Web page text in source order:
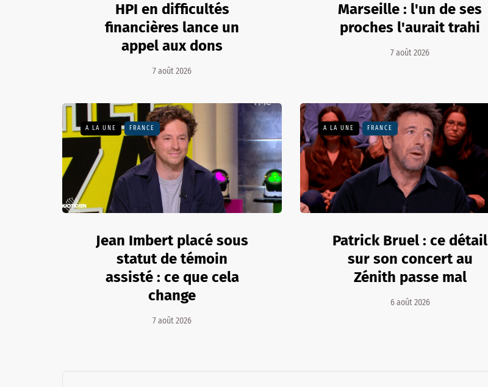
HPI en difficultés
financières lance un
appel aux dons
7 août 2026
Marseille : l'un de ses
proches l'aurait trahi
7 août 2026
A LA UNE FRANCE
Jean Imbert placé sous
statut de témoin
assisté : ce que cela
change
7 août 2026
A LA UNE FRANCE
Patrick Bruel : ce détail
sur son concert au
Zénith passe mal
6 août 2026